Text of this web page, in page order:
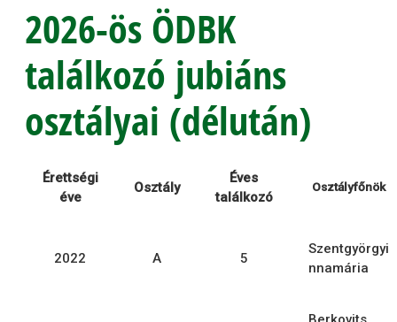
2026-ös ÖDBK
találkozó jubiáns
osztályai (délután)
Érettségi
éve
Osztály
Éves
találkozó
Osztályfőnök
2022 A 5
Szentgyörgyi
nnamária